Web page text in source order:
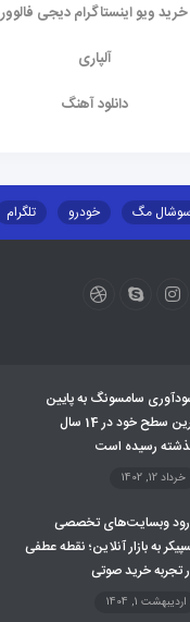
خرید ویو اینستاگرام دیجی فالوور
آلپاری
دانلود آهنگ
سوشال مگ خودرو تلگرام
سامسونگ به پایین
ترین سطح خود در 14 سال
رسیده است
خرداد 12, 1402
وبسایت‌های تخصصی
به بازار آنلاین؛ نقطه عطفی
تجربه خرید صوتی
اردیبهشت 1, 1404